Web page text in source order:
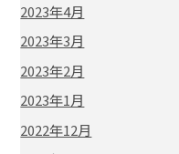
2023年4月
2023年3月
2023年2月
2023年1月
2022年12月